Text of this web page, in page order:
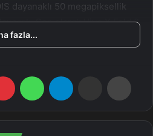
dayanaklı 50 megapiksellik
Son olarak Vivo X Fold 3
önümüzdeki ay içinde Çin’de
fazla...